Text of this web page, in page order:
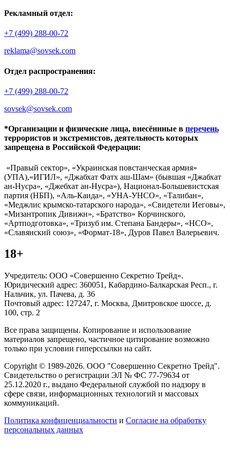
Рекламный отдел:
+7 (499) 288-00-72
reklama@sovsek.com
Отдел распространения:
+7 (499) 288-00-72
sovsek@sovsek.com
*Организации и физические лица, внесённные в перечень
террористов и экстремистов, деятельность которых
запрещена в Российской Федерации:
«Правый сектор», «Украинская повстанческая армия»
(УПА),«ИГИЛ», «Джабхат Фатх аш-Шам» (бывшая «Джабхат
ан-Нусра», «Джебхат ан-Нусра»), Национал-Большевистская
партия (НБП), «Аль-Каида», «УНА-УНСО», «Талибан»,
«Меджлис крымско-татарского народа», «Свидетели Иеговы»,
«Мизантропик Дивижн», «Братство» Корчинского,
«Артподготовка», «Тризуб им. Степана Бандеры», «НСО»,
«Славянский союз», «Формат-18», Дуров Павел Валерьевич.
18+
Учредитель: ООО «Совершенно Секретно Трейд».
Юридический адрес: 360051, Кабардино-Балкарская Респ., г.
Нальчик, ул. Пачева, д. 36
Почтовый адрес: 127247, г. Москва, Дмитровское шоссе, д.
100, стр. 2
Все права защищены. Копирование и использование
материалов запрещено, частичное цитирование возможно
только при условии гиперссылки на сайт.
Copyright © 1989-2026. ООО "Совершенно Секретно Трейд".
Свидетельство о регистрации ЭЛ № ФС 77-79634 от
25.12.2020 г., выдано Федеральной службой по надзору в
сфере связи, информационных технологий и массовых
коммуникаций.
Политика конфиценциальности и Согласие на обработку
персональных данных